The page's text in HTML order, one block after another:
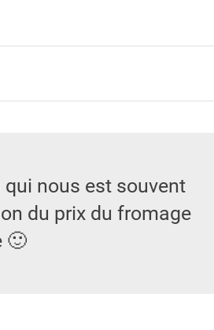
nous est souvent
du prix du fromage
🙂